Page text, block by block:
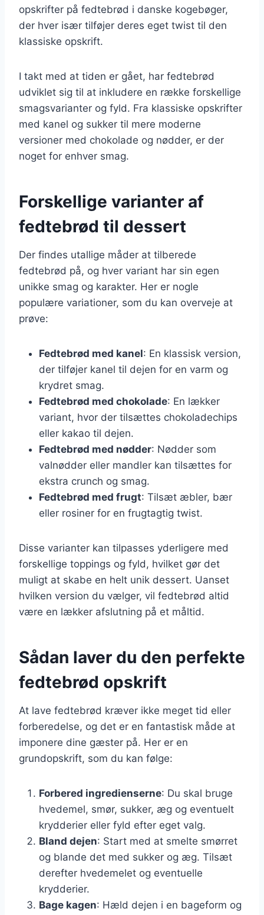
opskrifter på fedtebrød i danske kogebøger,
der hver især tilføjer deres eget twist til den
klassiske opskrift.
I takt med at tiden er gået, har fedtebrød
udviklet sig til at inkludere en række forskellige
smagsvarianter og fyld. Fra klassiske opskrifter
med kanel og sukker til mere moderne
versioner med chokolade og nødder, er der
noget for enhver smag.
Forskellige varianter af
fedtebrød til dessert
Der findes utallige måder at tilberede
fedtebrød på, og hver variant har sin egen
unikke smag og karakter. Her er nogle
populære variationer, som du kan overveje at
prøve:
Fedtebrød med kanel: En klassisk version,
der tilføjer kanel til dejen for en varm og
krydret smag.
Fedtebrød med chokolade: En lækker
variant, hvor der tilsættes chokoladechips
eller kakao til dejen.
Fedtebrød med nødder: Nødder som
valnødder eller mandler kan tilsættes for
ekstra crunch og smag.
Fedtebrød med frugt: Tilsæt æbler, bær
eller rosiner for en frugtagtig twist.
Disse varianter kan tilpasses yderligere med
forskellige toppings og fyld, hvilket gør det
muligt at skabe en helt unik dessert. Uanset
hvilken version du vælger, vil fedtebrød altid
være en lækker afslutning på et måltid.
Sådan laver du den perfekte
fedtebrød opskrift
At lave fedtebrød kræver ikke meget tid eller
forberedelse, og det er en fantastisk måde at
imponere dine gæster på. Her er en
grundopskrift, som du kan følge:
Forbered ingredienserne: Du skal bruge
hvedemel, smør, sukker, æg og eventuelt
krydderier eller fyld efter eget valg.
Bland dejen: Start med at smelte smørret
og blande det med sukker og æg. Tilsæt
derefter hvedemelet og eventuelle
krydderier.
Bage kagen: Hæld dejen i en bageform og